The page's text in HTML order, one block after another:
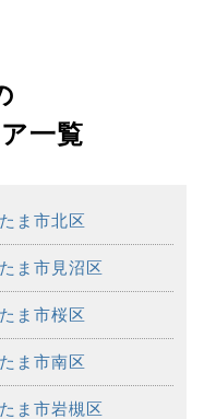
一覧
ま市北区
ま市見沼区
ま市桜区
ま市南区
ま市岩槻区